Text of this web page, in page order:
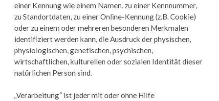
einer Kennung wie einem Namen, zu einer Kennnummer,
zu Standortdaten, zu einer Online-Kennung (z.B. Cookie)
oder zu einem oder mehreren besonderen Merkmalen
identifiziert werden kann, die Ausdruck der physischen,
physiologischen, genetischen, psychischen,
wirtschaftlichen, kulturellen oder sozialen Identität dieser
natürlichen Person sind.
„Verarbeitung“ ist jeder mit oder ohne Hilfe